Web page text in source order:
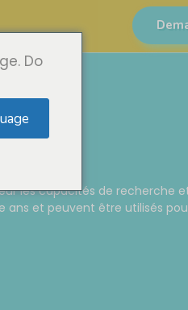
les capacités de recherche
ans et peuvent être utilisés
Do